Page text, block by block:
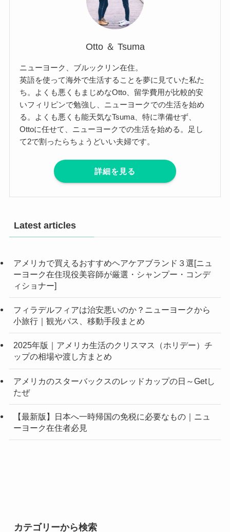
Otto ＆ Tsuma
ニューヨーク、ブルックリン在住。
英語を使って海外で生活することを夢に見ていた私た
ち。よくも悪くもまじめなOtto、留学費用が比較的安
いフィリピンで勉強し、ニューヨークでの生活を始め
る。よくも悪くも能天気なTsuma、特に準備せず、
Ottoに任せて、ニューヨークでの生活を始める。足し
て2で割ったらちょうどいい夫婦です。
詳細を見る
Latest articles
アメリカで買えるおすすめヘアケアブランド３選[ニュ
ーヨーク在住現役美容師が厳選・シャンプー・コンデ
ィショナー]
フィラデルフィアは治安悪いのか？ニューヨークから
小旅行｜観光パス、移動手段まとめ
2025年版｜アメリカ生活のクリスマス（ホリデー）チ
ップの相場や渡し方まとめ
アメリカのスターバックスのレッドカップの日～Getし
たぜ
【最新版】日本へ一時帰国の免税に必要なもの｜ニュ
ーヨーク在住者必見
カテゴリーから検索